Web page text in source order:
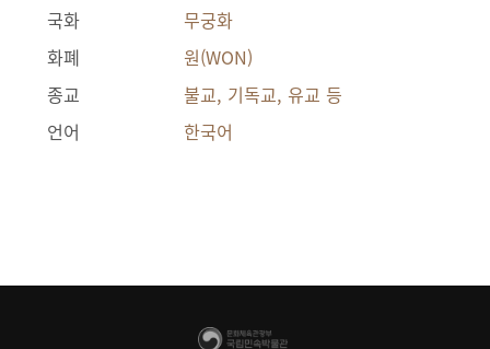
국화
무궁화
화폐
원(WON)
종교
불교, 기독교, 유교 등
언어
한국어